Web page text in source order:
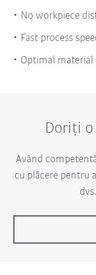
No workpiece
Fast process
Optimal
Doriți
Având
cu plăcere pentru